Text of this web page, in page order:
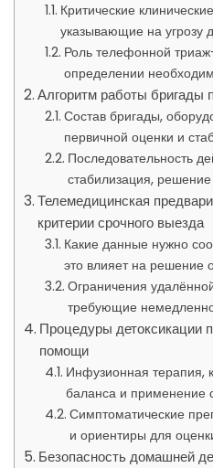
Критические
указывающие на угрозу
Роль телефонной
определении
Алгоритм работы бригады
Состав бригады,
первичной оценки и
Последовательность
стабилизация,
Телемедицинская
критерии срочного выезда
Какие данные нужно
это влияет на решение
Ограничения
требующие
Процедуры детоксикации
помощи
Инфузионная терапия,
баланса и применение
Симптоматические
и ориентиры для
Безопасность домашней